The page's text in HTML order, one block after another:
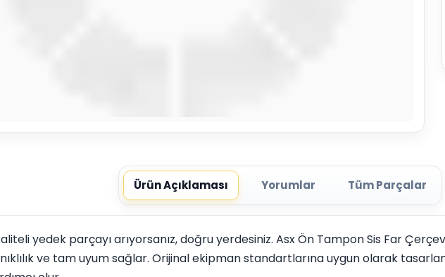
Ürün Açıklaması Yorumlar Tüm Parçalar
yedek parçayı arıyorsanız, doğru yerdesiniz. Asx Ön Tampon Sis Far
ve tam uyum sağlar. Orijinal ekipman standartlarına uygun olarak